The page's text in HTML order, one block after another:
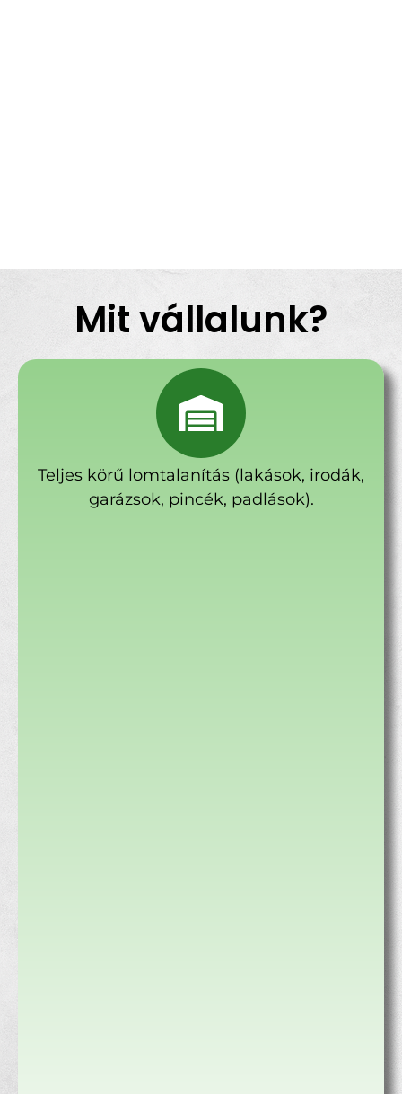
Mit vállalunk?
Teljes körű lomtalanítás (lakások, irodák,
garázsok, pincék, padlások).